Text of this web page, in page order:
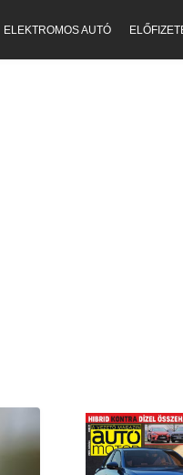
ELEKTROMOS AUTÓ